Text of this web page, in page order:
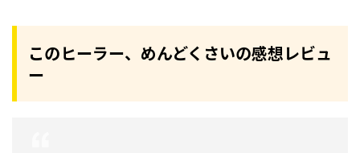
このヒーラー、めんどくさいの感想レビュ
ー